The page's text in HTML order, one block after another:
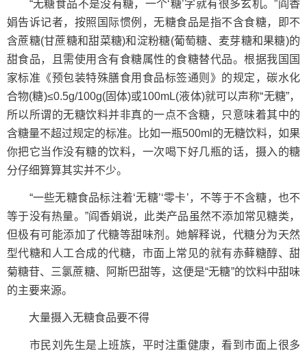
“无糖食品不是没有糖，一个‘糖’字就有很多玄机。”阎香
娟告诉记者，按照国际惯例，无糖食品是指不含食糖，即不
含蔗糖(甘蔗糖和甜菜糖)和淀粉糖(葡萄糖、麦芽糖和果糖)的
甜食品，且需使用含有食糖属性的食糖替代品。根据我国国
家标准《预包装特殊膳食用食品标签通则》的规定，碳水化
合物(糖)≤0.5g/100g(固体)或100mL(液体)就可以声称“无糖”，
所以所谓的无糖饮料并非真的一点不含糖，只意味着其中的
含糖量不超过规定的标准。比如一瓶500ml的无糖饮料，如果
你把它当作没有糖的饮料，一次喝下好几瓶的话，摄入的糖
分仔细算算其实并不少。
“一些无糖食品标注着‘无糖’‘零卡’，不等于不含糖，也不
等于没有热量。”阎香娟说，此类产品虽然不添加常见糖类，
但极有可能添加了代糖等甜味剂。她解释说，代糖分为天然
型代糖和人工合成的代糖，市面上常见的就有赤藓糖醇、甜
菊糖苷、三氯蔗糖、阿斯巴甜等，这便是“无糖”的饮料中甜味
的主要来源。
大量摄入无糖食品要不得
市民刘先生是上班族，平时注重健康，看到市面上很多